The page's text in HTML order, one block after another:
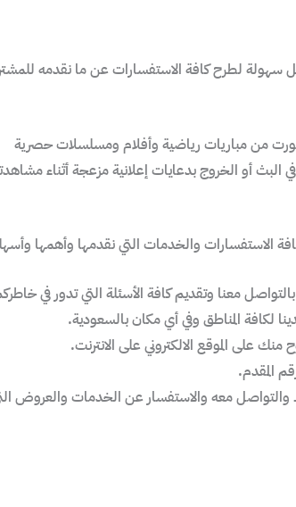
سهولة لطرح كافة الاستفسارات عن ما نقدمه
من مباريات رياضية وأفلام ومسلسلات حصرية
البث أو الخروج بدعايات إعلانية مزعجة أثناء
الاستفسارات والخدمات التي نقدمها وأهمها
معنا وتقديم كافة الأسئلة التي تدور في
لكافة المناطق وفي أي مكان بالسعودية.
على الموقع الالكتروني على الانترنت.
المقدم.
معه والاستفسار عن الخدمات والعروض